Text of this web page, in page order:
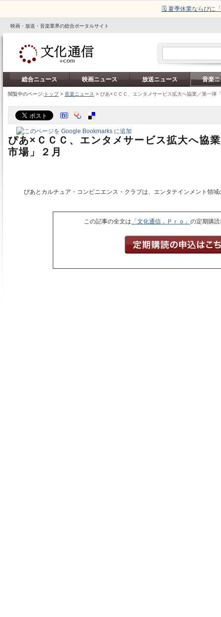
🗓️ 夏季休業ならびに
映画・放送・音楽業界の総合ポータルサイト
総合ニュース 映画ニュース 放送ニュース 音楽
閲覧中のページ: トップ> 音楽ニュース > ぴあ×ＣＣＣ、エンタメサービス拡大へ協業／第一弾
ぴあ×ＣＣＣ、エンタメサービス拡大へ協
市場」２月
ぴあとカルチュア・コンビニエンス・クラブは、エンタテインメント領
この記事の全文は 「文化通信．Ｐｒｏ」の定期購